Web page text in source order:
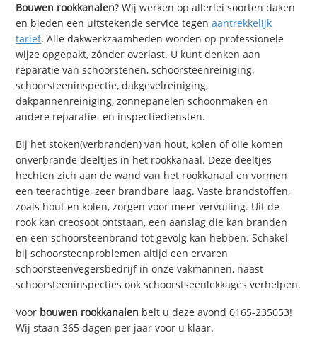
Bouwen rookkanalen? Wij werken op allerlei soorten daken
en bieden een uitstekende service tegenaantrekkelijk
tarief. Alle dakwerkzaamheden worden op professionele
wijze opgepakt, zónder overlast. U kunt denken aan
reparatie van schoorstenen, schoorsteenreiniging,
schoorsteeninspectie, dakgevelreiniging,
dakpannenreiniging, zonnepanelen schoonmaken en
andere reparatie- en inspectiediensten.
Bij het stoken(verbranden) van hout, kolen of olie komen
onverbrande deeltjes in het rookkanaal. Deze deeltjes
hechten zich aan de wand van het rookkanaal en vormen
een teerachtige, zeer brandbare laag. Vaste brandstoffen,
zoals hout en kolen, zorgen voor meer vervuiling. Uit de
rook kan creosoot ontstaan, een aanslag die kan branden
en een schoorsteenbrand tot gevolg kan hebben. Schakel
bij schoorsteenproblemen altijd een ervaren
schoorsteenvegersbedrijf in onze vakmannen, naast
schoorsteeninspecties ook schoorstseenlekkages verhelpen.
Voor bouwen rookkanalen belt u deze avond 0165-235053!
Wij staan 365 dagen per jaar voor u klaar.